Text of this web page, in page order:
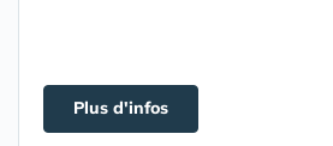
Plus d'infos